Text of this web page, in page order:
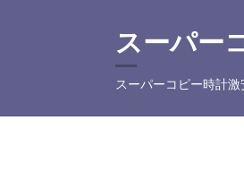
へ
スーパー
スーパーコピー時計